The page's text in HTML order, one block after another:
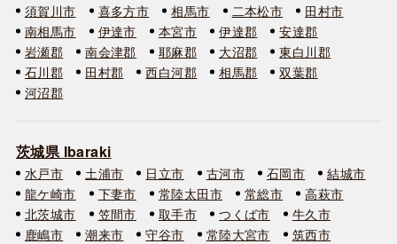
須賀川市
喜多方市 相馬市 二本松市
田村市
南相馬市
伊達市 本宮市 伊達郡
安達郡
岩瀬郡
南会津郡 耶麻郡 大沼郡
東白川郡
石川郡
田村郡 西白河郡 相馬郡
双葉郡
河沼郡
茨城県 Ibaraki
水戸市 土浦市 日立市 古河市 石岡市
結城市
龍ケ崎市
下妻市 常陸太田市 常総市
高萩市
北茨城市
笠間市 取手市 つくば市
牛久市
鹿嶋市
潮来市 守谷市 常陸大宮市
筑西市